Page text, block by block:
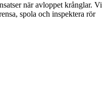
när avloppet krånglar. Vi
spola och inspektera rör